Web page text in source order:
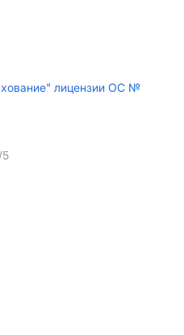
лицензии ОС №